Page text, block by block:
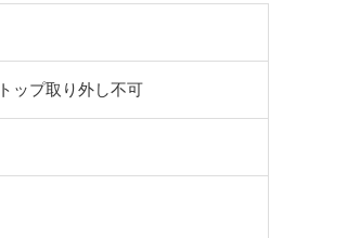
ップ取り外し不可